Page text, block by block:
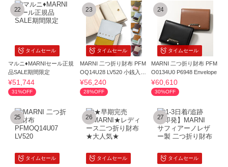
タイムセール
22
マルニ♦MARNIセール正規
品SALE期間限定
¥51,744
31%OFF
タイムセール
23
MARNI 二つ折り財布 PFM
OQ14U28 LV520 小銭入れ
あり
¥56,240
28%OFF
タイムセール
24
MARNI 二つ折り財布 PFM
O0134U0 P6948 Envelope
¥60,610
30%OFF
タイムセール
25
タイムセール
26
タイムセール
27